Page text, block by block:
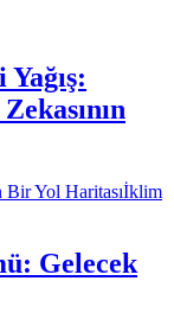
İklim
Gelecek